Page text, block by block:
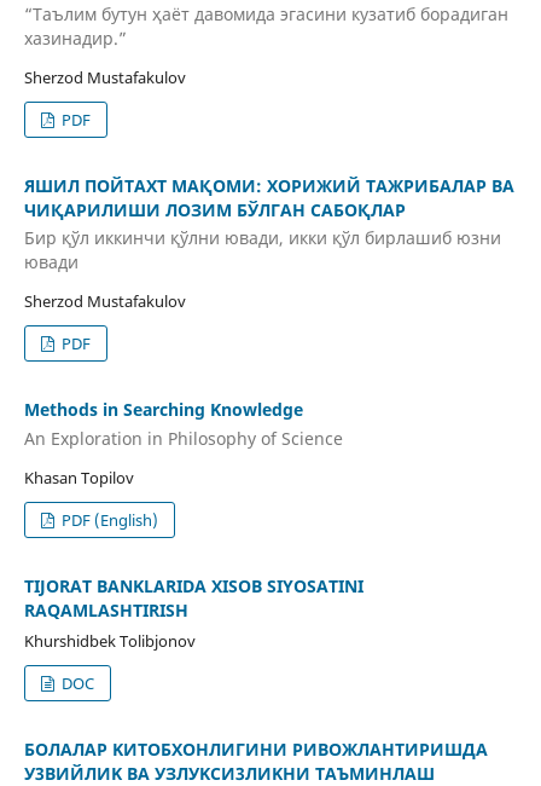
“Таълим бутун ҳаёт давомида эгасини кузатиб борадиган
хазинадир.”
Sherzod Mustafakulov
PDF
ЯШИЛ ПОЙТАХТ МАҚОМИ: ХОРИЖИЙ ТАЖРИБАЛАР ВА
ЧИҚАРИЛИШИ ЛОЗИМ БЎЛГАН САБОҚЛАР
Бир қўл иккинчи қўлни ювади, икки қўл бирлашиб юзни
ювади
Sherzod Mustafakulov
PDF
Methods in Searching Knowledge
An Exploration in Philosophy of Science
Khasan Topilov
PDF (English)
TIJORAT BANKLARIDA XISOB SIYOSATINI
RAQAMLASHTIRISH
Khurshidbek Tolibjonov
DOC
БOЛAЛAP KИTOБXOHЛИГИHИ PИBOЖЛAHTИPИШДA
У3BИЙЛИK BA УЗЛУKCИ3ЛИKHИ TAЪMИHЛAШ